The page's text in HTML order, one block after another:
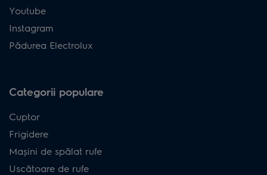
Youtube
Instagram
Pădurea Electrolux
Categorii populare
Cuptor
Frigidere
Mașini de spălat rufe
Uscătoare de rufe